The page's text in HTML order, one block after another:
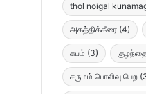
thol noigal
அகத்திக்கீரை (4)
கபம் (3)
சருமம் பொலிவு பெற